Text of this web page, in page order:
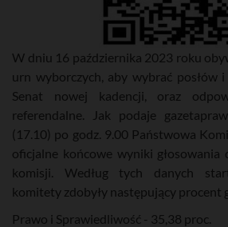
W dniu 16 października 2023 roku
urn wyborczych, aby wybrać posłów
Senat nowej kadencji, oraz
referendalne. Jak podaje
(17.10) po godz. 9.00 Państwowa
oficjalne końcowe wyniki głosowania
komisji. Według tych danych
komitety zdobyły następujący procent
Prawo i Sprawiedliwość - 35,38 proc.